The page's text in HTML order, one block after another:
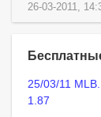
26-03-2011,
25/03/11
1.87